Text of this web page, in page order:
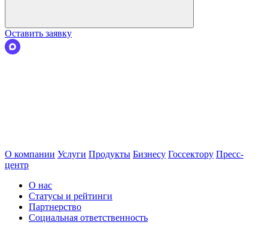
Оставить заявку
О компании Услуги Продукты Бизнесу Госсектору Пресс-
центр
О нас
Статусы и рейтинги
Партнерство
Социальная ответственность